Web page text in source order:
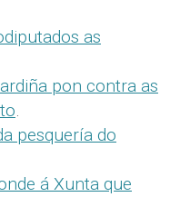
as
pon contra as
.
pesquería do
á Xunta que